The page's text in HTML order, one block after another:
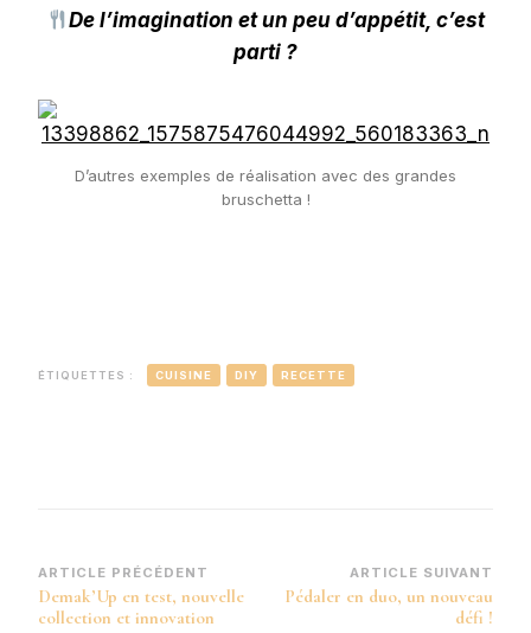
De l’imagination et un peu d’appétit, c’est
parti ?
D’autres exemples de réalisation avec des grandes
bruschetta !
ÉTIQUETTES : CUISINE DIY RECETTE
Navigation
d’article
ARTICLE PRÉCÉDENT
Demak’Up en test, nouvelle
collection et innovation
ARTICLE SUIVANT
Pédaler en duo, un nouveau
défi !